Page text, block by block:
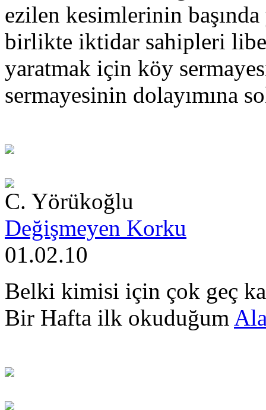
ezilen kesimlerinin
birlikte iktidar sahipleri
yaratmak için köy
sermayesinin dolayımına
C. Yörükoğlu
Değişmeyen Korku
01.02.10
Belki kimisi için çok geç
Bir Hafta ilk okuduğum